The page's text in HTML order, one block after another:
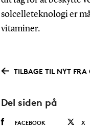
solcelleteknologi er
vitaminer.
TILBAGE TIL NYT FRA
Del siden på
FACEBOOK X